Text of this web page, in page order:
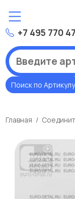
+7 495 770
Поиск по Артикулу
Главная